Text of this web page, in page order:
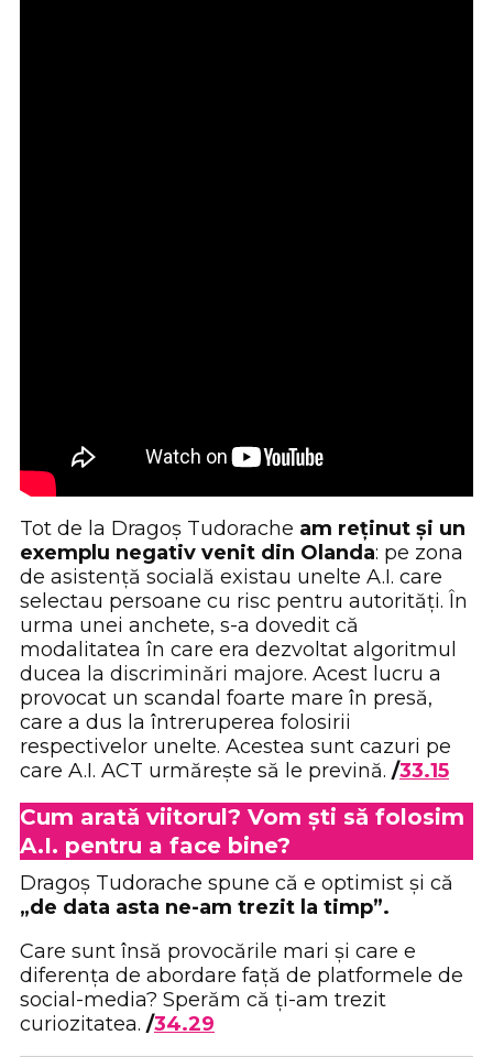
Tot de la Dragoș Tudorache am reținut și un
exemplu negativ venit din Olanda: pe zona
de asistență socială existau unelte A.I. care
selectau persoane cu risc pentru autorități. În
urma unei anchete, s-a dovedit că
modalitatea în care era dezvoltat algoritmul
ducea la discriminări majore. Acest lucru a
provocat un scandal foarte mare în presă,
care a dus la întreruperea folosirii
respectivelor unelte. Acestea sunt cazuri pe
care A.I. ACT urmărește să le prevină. /33.15
Cum arată viitorul? Vom ști să folosim
A.I. pentru a face bine?
Dragoș Tudorache spune că e optimist și că
„de data asta ne-am trezit la timp”.
Care sunt însă provocările mari și care e
diferența de abordare față de platformele de
social-media? Sperăm că ți-am trezit
curiozitatea. /34.29